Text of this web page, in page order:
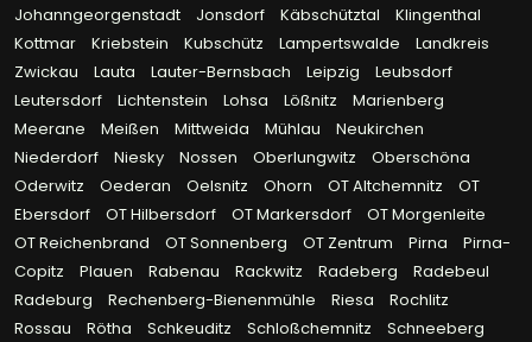
Johanngeorgenstadt
Jonsdorf Käbschütztal
Klingenthal
Kottmar
Kriebstein Kubschütz Lampertswalde
Landkreis
Zwickau
Lauta Lauter-Bernsbach Leipzig
Leubsdorf
Leutersdorf
Lichtenstein Lohsa Lößnitz
Marienberg
Meerane
Meißen Mittweida Mühlau
Neukirchen
Niederdorf
Niesky Nossen Oberlungwitz
Oberschöna
Oderwitz
Oederan Oelsnitz Ohorn OT Altchemnitz
OT
Ebersdorf
OT Hilbersdorf OT Markersdorf
OT Morgenleite
OT Reichenbrand
OT Sonnenberg OT Zentrum Pirna
Pirna-
Copitz
Plauen Rabenau Rackwitz Radeberg
Radebeul
Radeburg
Rechenberg-Bienenmühle Riesa
Rochlitz
Rossau
Rötha Schkeuditz Schloßchemnitz
Schneeberg